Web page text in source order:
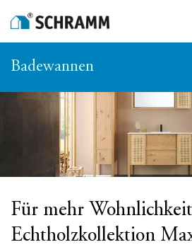
Badewannen
Für mehr
Echtholzkollektion